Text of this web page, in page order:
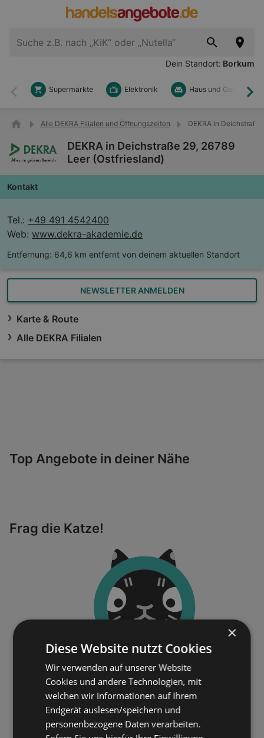
Dein Standort: Borkum
Zurück
Supermärkte Elektronik Haus und Garten
Alle DEKRA Filialen und Öffnungszeiten DEKRA in
DEKRA in Deichstraße 29, 26789
Leer (Ostfriesland)
Kontakt
Tel.: +49 491 4542400
Web: www.dekra-akademie.de
Entfernung: 64,6 km entfernt von deinem aktuellen Standort
NEWSLETTER ANMELDEN
Karte & Route
Alle DEKRA Filialen
Top Angebote in deiner Nähe
Frag die Katze!
×
Diese Website nutzt Cookies
Wir verwenden auf unserer Website
Cookies und andere Technologien, mit
welchen wir Informationen auf Ihrem
Endgerät auslesen/speichern und
personenbezogene Daten verarbeiten.